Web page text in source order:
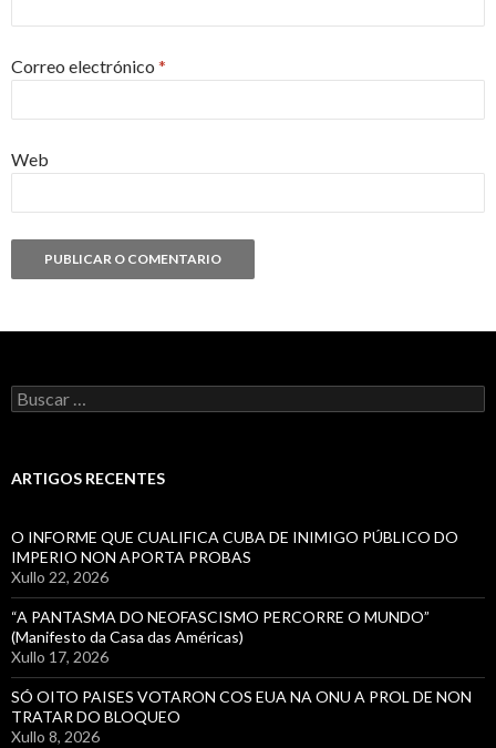
Correo electrónico *
Web
Buscar:
ARTIGOS RECENTES
O INFORME QUE CUALIFICA CUBA DE INIMIGO PÚBLICO DO
IMPERIO NON APORTA PROBAS
Xullo 22, 2026
“A PANTASMA DO NEOFASCISMO PERCORRE O MUNDO”
(Manifesto da Casa das Américas)
Xullo 17, 2026
SÓ OITO PAISES VOTARON COS EUA NA ONU A PROL DE NON
TRATAR DO BLOQUEO
Xullo 8, 2026